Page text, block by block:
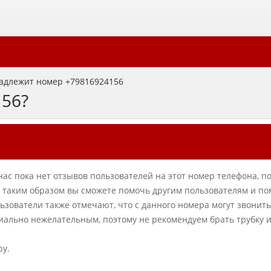
номер +79816924156
пока нет отзывов пользователей на этот номер телефона,
образом вы сможете помочь другим пользователям и
также отмечают, что с данного номера могут
нежелательным, поэтому не рекомендуем брать трубку